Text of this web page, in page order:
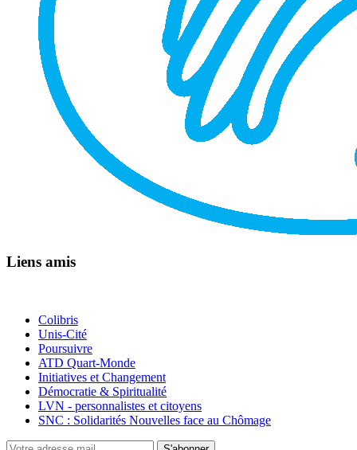
Liens amis
Colibris
Unis-Cité
Poursuivre
ATD Quart-Monde
Initiatives et Changement
Démocratie & Spiritualité
LVN - personnalistes et citoyens
SNC : Solidarités Nouvelles face au Chômage